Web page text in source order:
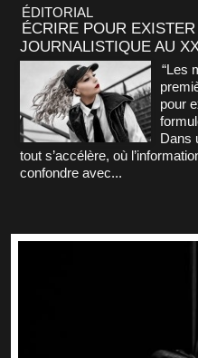
ÉDITORIAL
ÉCRIRE POUR
JOURNALISTIQUE AU
“Les
pour
Dans
tout s’accélère, où
confondre avec...